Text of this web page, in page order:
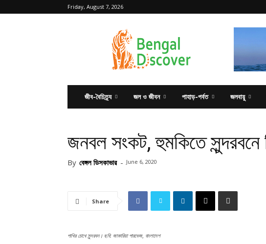
Friday, August 7, 2026
Discover
জীব-বৈচিত্র্য জল ও জীবন পাহাড়-পর্বত জলবায়ু
জনবল সংকট, হুমকিতে সুন্দরবনে
By বেঙ্গল ডিসকাভার - June 6, 2020
Share
পাখির চোখে সুন্দরবন। ছবি: জাকারিয়া পারভেজ, বাংলাদেশ